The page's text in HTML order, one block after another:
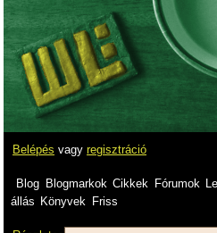
Belépés vagy regisztráció
Blog Blogmarkok Cikkek Fórumok
állás Könyvek Friss